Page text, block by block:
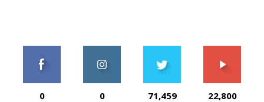
0 0 71,459 22,800